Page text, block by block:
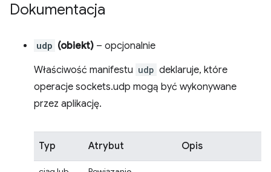
Dokumentacja
udp (obiekt) – opcjonalnie
Właściwość manifestu udp deklaruje, które
operacje sockets.udp mogą być wykonywane
przez aplikację.
Typ Atrybut Opis